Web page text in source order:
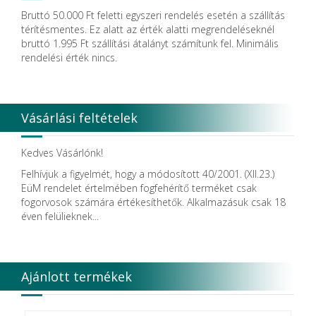
DenMat Holdings, LLC
Dental Film srl.
Dental Pacific
Dentis
Dentsply Sirona
Detax
DFS
DIADENT
DIRECTA AB
Discus Dental PHILIPS
DISPOTECH S.r.l.
DKL
DUX
Edelweiss Dentistry Products GmbH
Edenta
Bruttó 50.000 Ft feletti egyszeri rendelés esetén a szállítás
térítésmentes. Ez alatt az érték alatti megrendeléseknél
bruttó 1.995 Ft szállítási átalányt számítunk fel. Minimális
rendelési érték nincs.
Vásárlási feltételek
Kedves Vásárlónk!
Felhívjuk a figyelmét, hogy a módosított 40/2001. (XII.23.)
EüM rendelet értelmében fogfehérítő terméket csak
fogorvosok számára értékesíthetők. Alkalmazásuk csak 18
éven felülieknek...
Ajánlott termékek